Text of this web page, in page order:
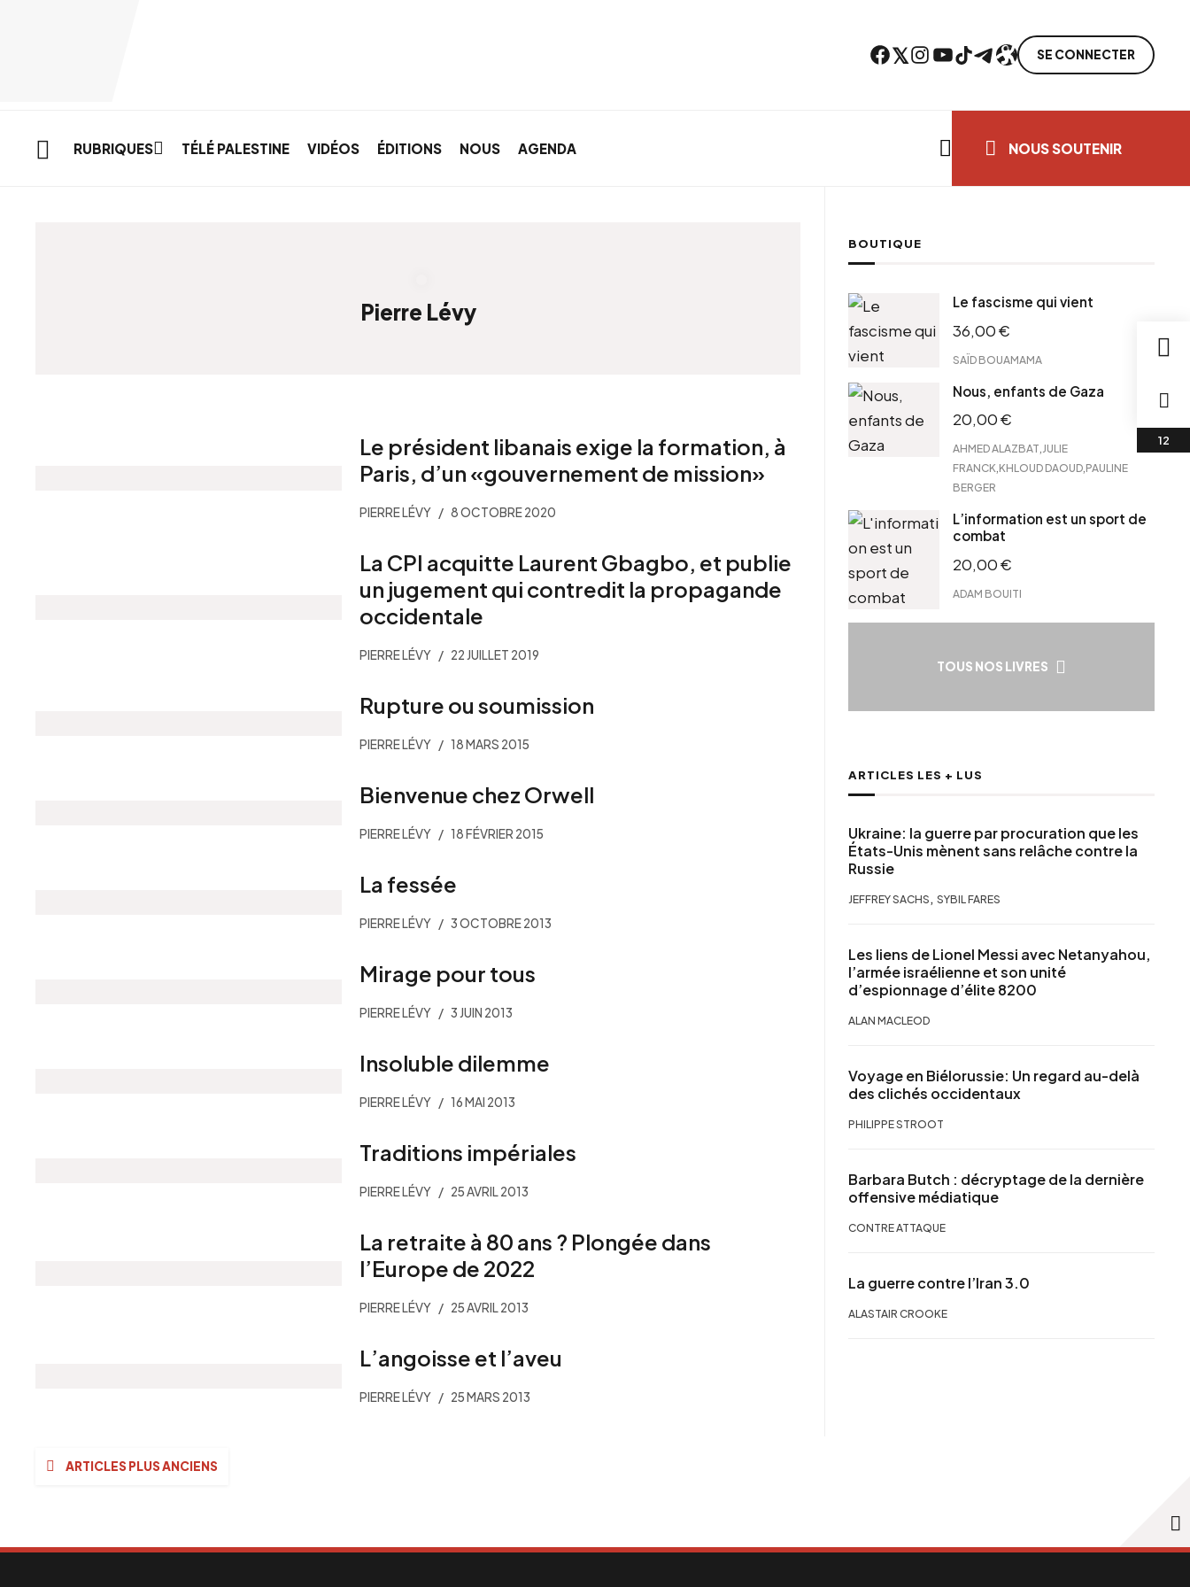
Facebook Twitter Instagram YouTube TikTok TelegramLien SE CONNECTER
RUBRIQUES TÉLÉ PALESTINE VIDÉOS ÉDITIONS NOUS AGENDA NOUS SOUTENIR
Pierre Lévy
Le président libanais exige la formation, à
Paris, d’un «gouvernement de mission»
PIERRE LÉVY 8 OCTOBRE 2020
La CPI acquitte Laurent Gbagbo, et publie
un jugement qui contredit la propagande
occidentale
PIERRE LÉVY 22 JUILLET 2019
Rupture ou soumission
PIERRE LÉVY 18 MARS 2015
Bienvenue chez Orwell
PIERRE LÉVY 18 FÉVRIER 2015
La fessée
PIERRE LÉVY 3 OCTOBRE 2013
Mirage pour tous
PIERRE LÉVY 3 JUIN 2013
Insoluble dilemme
PIERRE LÉVY 16 MAI 2013
Traditions impériales
PIERRE LÉVY 25 AVRIL 2013
La retraite à 80 ans ? Plongée dans
l’Europe de 2022
PIERRE LÉVY 25 AVRIL 2013
L’angoisse et l’aveu
PIERRE LÉVY 25 MARS 2013
Navigation
ARTICLES PLUS ANCIENS
BOUTIQUE
Le fascisme qui vient
36,00€
SAÏD BOUAMAMA
Nous, enfants de Gaza
20,00€
AHMED ALAZBAT JULIE
FRANCK KHLOUD DAOUD PAULINE
BERGER
L’information est un sport de
combat
20,00€
ADAM BOUITI
TOUS NOS LIVRES
ARTICLES LES + LUS
Ukraine: la guerre par procuration que les
États-Unis mènent sans relâche contre la
Russie
JEFFREY SACHS , SYBIL FARES
Les liens de Lionel Messi avec Netanyahou,
l’armée israélienne et son unité
d’espionnage d’élite 8200
ALAN MACLEOD
Voyage en Biélorussie: Un regard au-delà
des clichés occidentaux
PHILIPPE STROOT
Barbara Butch : décryptage de la dernière
offensive médiatique
CONTRE ATTAQUE
La guerre contre l’Iran 3.0
ALASTAIR CROOKE